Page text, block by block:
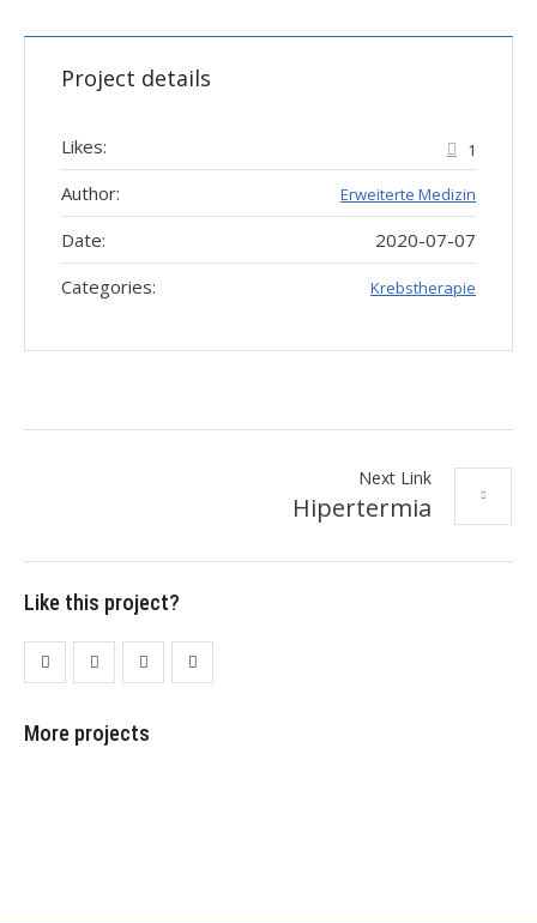
Project details
Likes: 1
Author: Erweiterte Medizin
Date:
2020-07-07
Categories:
Krebstherapie
Next Link
Hipertermia
Like this project?
More projects